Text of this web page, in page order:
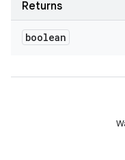
Returns
boolean